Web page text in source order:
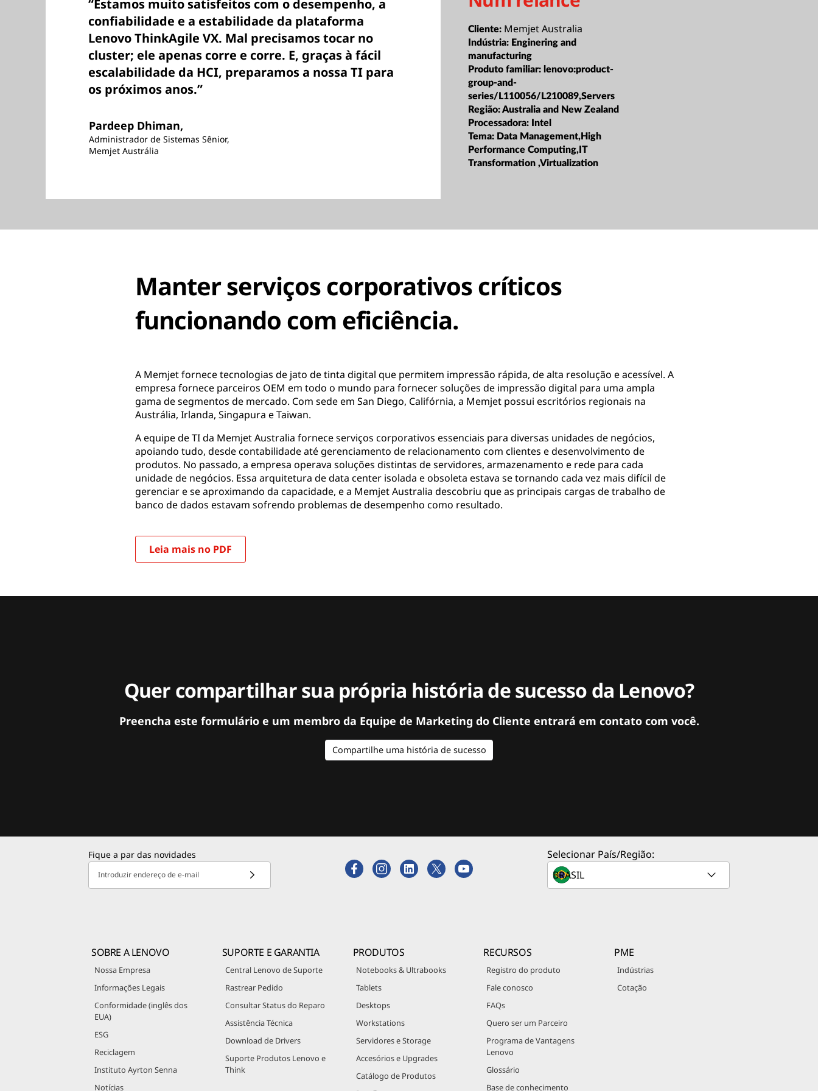
“Estamos muito satisfeitos com o desempenho, a
confiabilidade e a estabilidade da plataforma
Lenovo ThinkAgile VX. Mal precisamos tocar no
cluster; ele apenas corre e corre. E, graças à fácil
escalabilidade da HCI, preparamos a nossa TI para
os próximos anos.”
Pardeep Dhiman,
Administrador de Sistemas Sênior,
Memjet Austrália
Cliente: Memjet Australia
Indústria: Enginering and
manufacturing
Produto familiar: lenovo:product-
group-and-
series/L110056/L210089,Servers
Região:Australia and New Zealand
Processadora: Intel
Tema: Data Management,High
Performance Computing,IT
Transformation ,Virtualization
Manter serviços corporativos críticos
funcionando com eficiência.
A Memjet fornece tecnologias de jato de tinta digital que permitem impressão rápida, de alta resolução e acessível. A
empresa fornece parceiros OEM em todo o mundo para fornecer soluções de impressão digital para uma ampla
gama de segmentos de mercado. Com sede em San Diego, Califórnia, a Memjet possui escritórios regionais na
Austrália, Irlanda, Singapura e Taiwan.
A equipe de TI da Memjet Australia fornece serviços corporativos essenciais para diversas unidades de negócios,
apoiando tudo, desde contabilidade até gerenciamento de relacionamento com clientes e desenvolvimento de
produtos. No passado, a empresa operava soluções distintas de servidores, armazenamento e rede para cada
unidade de negócios. Essa arquitetura de data center isolada e obsoleta estava se tornando cada vez mais difícil de
gerenciar e se aproximando da capacidade, e a Memjet Australia descobriu que as principais cargas de trabalho de
banco de dados estavam sofrendo problemas de desempenho como resultado.
Leia mais no PDF
Quer compartilhar sua própria história de sucesso da Lenovo?
Preencha este formulário e um membro da Equipe de Marketing do Cliente entrará em contato com você.
Compartilhe uma história de sucesso
Fique a par das novidades
Introduzir endereço de e-mail
Selecionar País/Região:
SOBRE A LENOVO
Nossa Empresa
Informações Legais
Conformidade (inglês dos
EUA)
ESG
Reciclagem
Instituto Ayrton Senna
Notícias
SUPORTE E GARANTIA
Central Lenovo de Suporte
Rastrear Pedido
Consultar Status do Reparo
Assistência Técnica
Download de Drivers
Suporte Produtos Lenovo e
Think
PRODUTOS
Notebooks & Ultrabooks
Tablets
Desktops
Workstations
Servidores e Storage
Accesórios e Upgrades
Catálogo de Produtos
RECURSOS
Registro do produto
Fale conosco
FAQs
Quero ser um Parceiro
Programa de Vantagens
Lenovo
Glossário
Base de conhecimento
PME
Indústrias
Cotação